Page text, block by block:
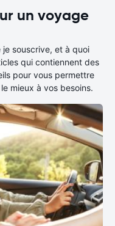
un voyage
souscrive, et à quoi
qui contiennent des
pour vous permettre
mieux à vos besoins.